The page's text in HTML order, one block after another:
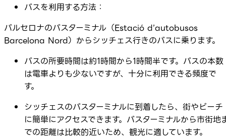
バスを利用する方法：
バルセロナのバスターミナル（Estació d’autobusos
Barcelona Nord）からシッチェス行きのバスに乗ります。
バスの所要時間は約1時間から1時間半です。バスの本数
は電車よりも少ないですが、十分に利用できる頻度で
す。
シッチェスのバスターミナルに到着したら、街やビーチ
に簡単にアクセスできます。バスターミナルから市街地
での距離は比較的近いため、観光に適しています。